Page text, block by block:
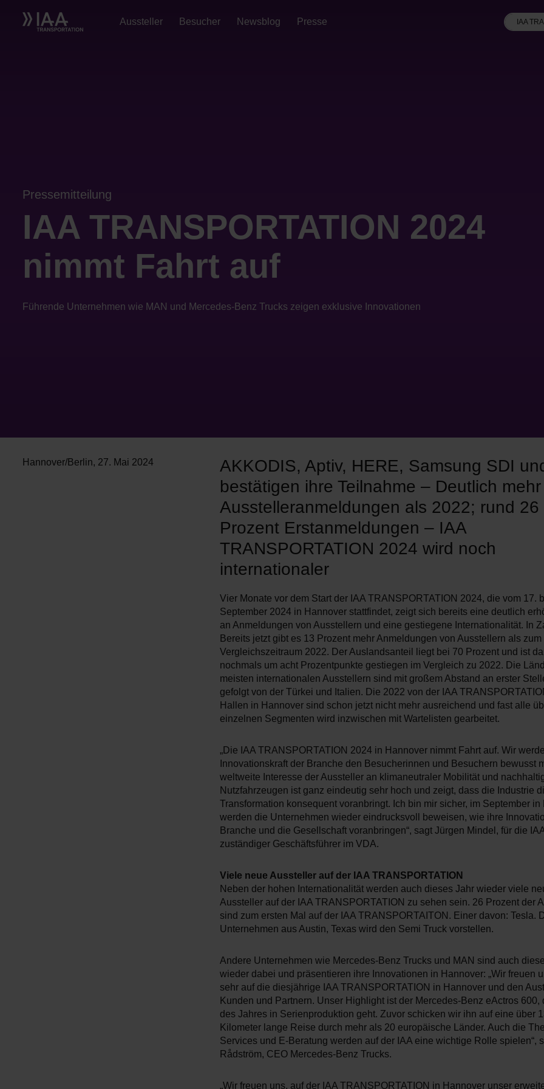
Aussteller Besucher Newsblog Presse IAA
Pressemitteilung
IAA TRANSPORTATION 2024
nimmt Fahrt auf
Führende Unternehmen wie MAN und Mercedes-Benz Trucks zeigen exklusive Innovationen
Hannover/Berlin, 27. Mai 2024
AKKODIS, Aptiv, HERE, Samsung SDI
bestätigen ihre Teilnahme – Deutlich mehr
Ausstelleranmeldungen als 2022; rund 26
Prozent Erstanmeldungen – IAA
TRANSPORTATION 2024 wird noch
internationaler
Vier Monate vor dem Start der IAA TRANSPORTATION 2024, die vom 17.
September 2024 in Hannover stattfindet, zeigt sich bereits eine deutlich
an Anmeldungen von Ausstellern und eine gestiegene Internationalität. In
Bereits jetzt gibt es 13 Prozent mehr Anmeldungen von Ausstellern als zum
Vergleichszeitraum 2022. Der Auslandsanteil liegt bei 70 Prozent und ist
nochmals um acht Prozentpunkte gestiegen im Vergleich zu 2022. Die
meisten internationalen Ausstellern sind mit großem Abstand an erster
gefolgt von der Türkei und Italien. Die 2022 von der IAA
Hallen in Hannover sind schon jetzt nicht mehr ausreichend und fast alle
einzelnen Segmenten wird inzwischen mit Wartelisten gearbeitet.
„Die IAA TRANSPORTATION 2024 in Hannover nimmt Fahrt auf. Wir
Innovationskraft der Branche den Besucherinnen und Besuchern bewusst
weltweite Interesse der Aussteller an klimaneutraler Mobilität und
Nutzfahrzeugen ist ganz eindeutig sehr hoch und zeigt, dass die Industrie
Transformation konsequent voranbringt. Ich bin mir sicher, im September in
werden die Unternehmen wieder eindrucksvoll beweisen, wie ihre
Branche und die Gesellschaft voranbringen“, sagt Jürgen Mindel, für die
zuständiger Geschäftsführer im VDA.
Viele neue Aussteller auf der IAA TRANSPORTATION
Neben der hohen Internationalität werden auch dieses Jahr wieder viele
Aussteller auf der IAA TRANSPORTATION zu sehen sein. 26 Prozent der
sind zum ersten Mal auf der IAA TRANSPORTAITON. Einer davon: Tesla.
Unternehmen aus Austin, Texas wird den Semi Truck vorstellen.
Andere Unternehmen wie Mercedes-Benz Trucks und MAN sind auch
wieder dabei und präsentieren ihre Innovationen in Hannover: „Wir freuen
sehr auf die diesjährige IAA TRANSPORTATION in Hannover und den
Kunden und Partnern. Unser Highlight ist der Mercedes-Benz eActros 600,
des Jahres in Serienproduktion geht. Zuvor schicken wir ihn auf eine über
Kilometer lange Reise durch mehr als 20 europäische Länder. Auch die
Services und E-Beratung werden auf der IAA eine wichtige Rolle spielen“,
Rådström, CEO Mercedes-Benz Trucks.
„Wir freuen uns, auf der IAA TRANSPORTATION in Hannover unser